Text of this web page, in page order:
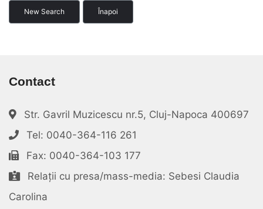
New Search Înapoi
Contact
Str. Gavril Muzicescu nr.5, Cluj-Napoca 400697
Tel: 0040-364-116 261
Fax: 0040-364-103 177
Relații cu presa/mass-media: Sebesi Claudia
Carolina